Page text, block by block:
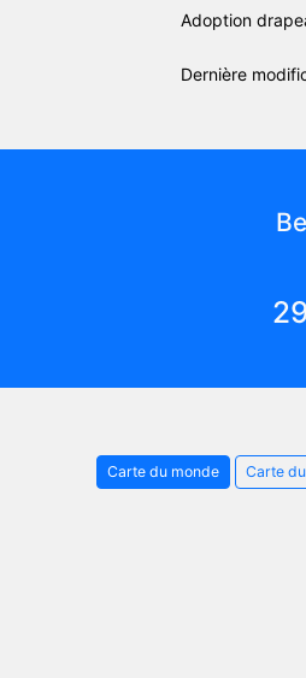
Adoption
Dernière
Carte du monde Carte